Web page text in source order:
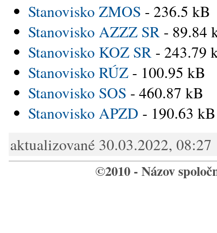
Stanovisko ZMOS - 236.5 kB
Stanovisko AZZZ SR - 89.84
Stanovisko KOZ SR - 243.79
Stanovisko RÚZ - 100.95 kB
Stanovisko SOS - 460.87 kB
Stanovisko APZD - 190.63 kB
aktualizované 30.03.2022, 08:27
©2010 - Názov